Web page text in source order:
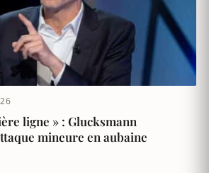
ligne » : Glucksmann
mineure en aubaine